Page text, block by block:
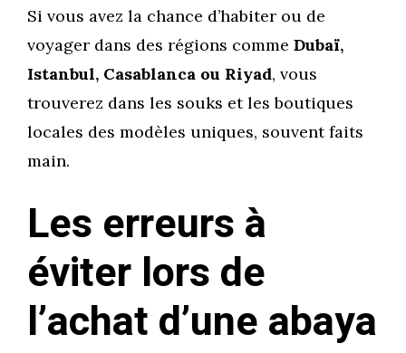
Si vous avez la chance d’habiter ou de
voyager dans des régions comme Dubaï,
Istanbul, Casablanca ou Riyad, vous
trouverez dans les souks et les boutiques
locales des modèles uniques, souvent faits
main.
Les erreurs à
éviter lors de
l’achat d’une abaya